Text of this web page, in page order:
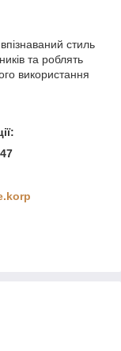
стиль
та роблять
використання